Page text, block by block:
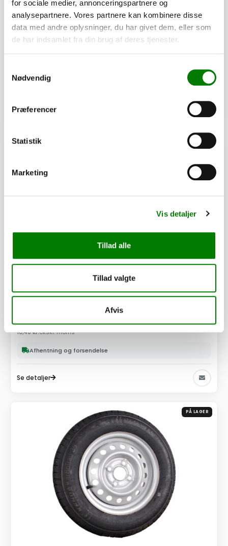
for sociale medier, annonceringspartnere og
analysepartnere. Vores partnere kan kombinere disse
data med andre oplysninger, du har givet dem, eller som
de har indsamlet fra din brug af deres tjenester.
Nødvendig
Præferencer
Statistik
Marketing
Vis detaljer
Tillad alle
Tillad valgte
Afvis
SKU: 40042
Surringskrog udvendig
Afhentning og forsendelse
Se detaljer
PÅ LAGER
16,40kr.ekskl. moms
Afhentning og forsendelse
Se detaljer
PÅ LAGER